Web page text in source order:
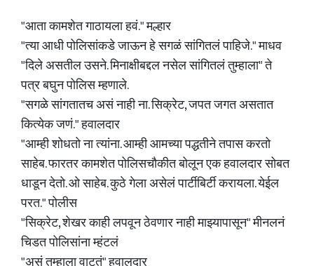
"आता कामशेत गाठायला हवं." मल्हार
"त्या आधी पोलिसांकडे जाऊन हे सगळं सांगितलं पाहिजे." माधव
"दिले असतील उसने. मिनाक्षीबद्दल नसेल सांगितलं तुम्हाला" ते
पत्र बघुन पोलिस म्हणाले.
"सगळे सांगतातच असं नाही ना. सिक्रेट, जपत जगत असतात
कित्येक जणं." हवालदार
"आम्ही शोधतो ना त्यांना. आम्ही आमच्या पद्धतीने तपास करतो
साहेब. फारतर कामशेत पोलिसचौकीत बोलून एक हवालदार सोबत
धाडून देतो. ओ साहेब. कुठे गेला असेलं पार्टीबिर्टी करायला. येईल
परत." पोलीस
"सिक्रेट, शेखर काही लपवून ठेवणार नाही माझ्यापासून" मीनलनं
चिडत पोलिसांना म्हंटलं